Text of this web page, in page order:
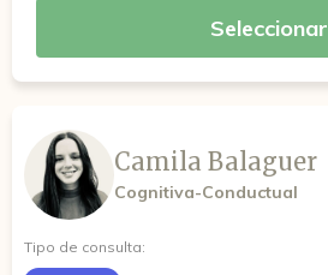
Seleccionar
Camila Balaguer
Cognitiva-Conductual
Tipo de consulta: